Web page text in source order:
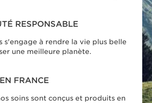
RESPONSABLE
s'engage à rendre la vie plus belle
une meilleure planète.
FRANCE
soins sont conçus et produits en